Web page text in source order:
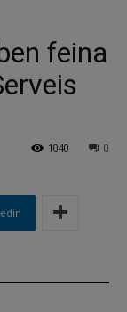
feina
0
1040